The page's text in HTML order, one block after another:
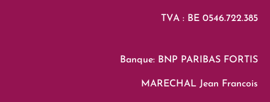
TVA : BE 0546.722.385
Banque: BNP PARIBAS FORTIS
MARECHAL Jean Francois